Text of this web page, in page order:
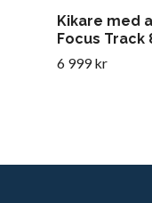
Kikare med
Focus Track
6 999 kr